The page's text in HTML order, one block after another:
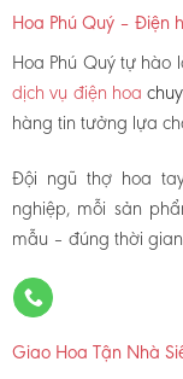
Hoa Phú Quý – Điện
Hoa Phú Quý tự hào
dịch vụ điện hoa
hàng tin tưởng lựa
Đội ngũ thợ hoa
nghiệp, mỗi sản
mẫu – đúng thời
Giao Hoa Tận Nhà